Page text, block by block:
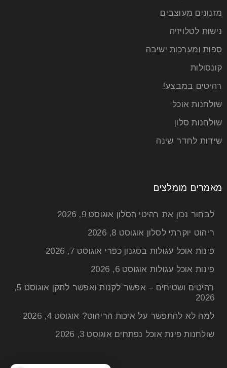
מזנונים מעוצבים
נישות לטלויזיה
ספות ומערכות ישיבה
קונסולות
רהיטים במבצע!
שולחנות אוכל
שולחנות סלון
שידות לחדר שינה
מאמרים מומלצים
לבחור נכון את רהיטי הסלון אוגוסט 9, 2026
ריהוט יוקרתי לסלון אוגוסט 8, 2026
פינות אוכל עגולות בסגנון כפרי אוגוסט 7, 2026
פינות אוכל עגולות אוגוסט 6, 2026
רהיטים ושטיחים – אפשר לקנות ואפשר לתקן
אוגוסט 5,
2026
למה לא להתפשר על איכות הריהוט? אוגוסט 4, 2026
שולחנות פינת אוכל נפתחים אוגוסט 3, 2026